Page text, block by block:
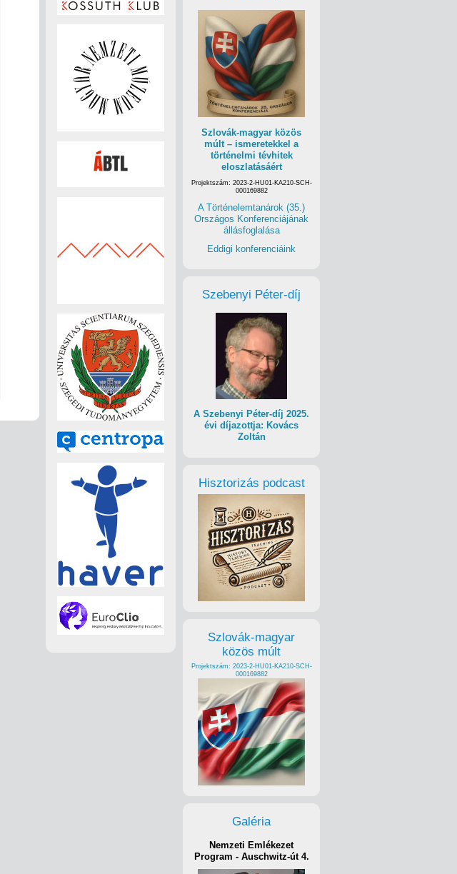
Szlovák-magyar közös
múlt – ismeretekkel a
történelmi tévhitek
eloszlatásáért
Projektszám: 2023-2-HU01-KA210-SCH-
000169882
A Történelemtanárok (35.)
Országos Konferenciájának
állásfoglalása
Eddigi konferenciáink
Szebenyi Péter-díj
A Szebenyi Péter-díj 2025.
évi díjazottja: Kovács
Zoltán
Hisztorizás podcast
Szlovák-magyar
közös múlt
Projektszám: 2023-2-HU01-KA210-SCH-
000169882
Galéria
Nemzeti Emlékezet
Program - Auschwitz-út 4.